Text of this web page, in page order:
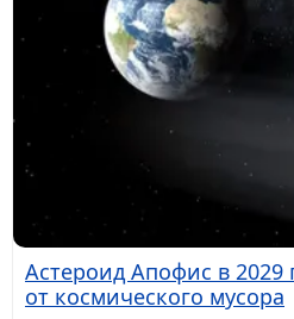
Астероид Апофис в 2029
от космического мусора